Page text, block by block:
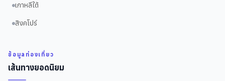
เกาหลีใต้
สิงคโปร์
ข้อมูลท่องเที่ยว
เส้นทางยอดนิยม